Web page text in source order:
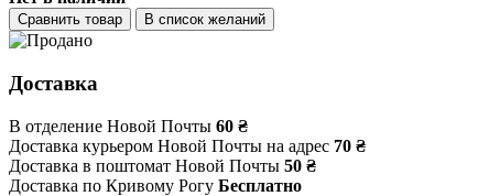
Сравнить товар В список желаний
Доставка
В отделение Новой Почты 60 ₴
Доставка курьером Новой Почты на адрес 70 ₴
Доставка в поштомат Новой Почты 50 ₴
Доставка по Кривому Рогу Бесплатно